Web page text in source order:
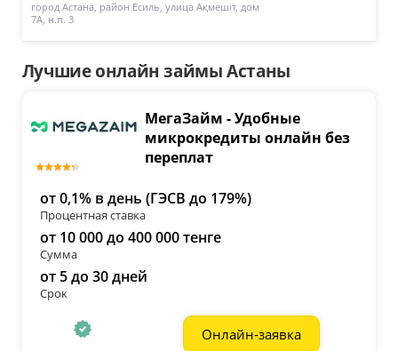
город Астана, район Есиль, улица Ақмешіт, дом
7А, н.п. 3
Лучшие онлайн займы Астаны
МегаЗайм - Удобные
микрокредиты онлайн без
переплат
от 0,1% в день (ГЭСВ до 179%)
Процентная ставка
от 10 000 до 400 000 тенге
Сумма
от 5 до 30 дней
Срок
Онлайн-заявка